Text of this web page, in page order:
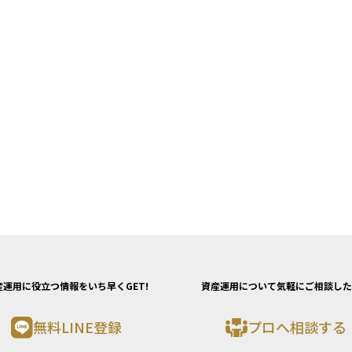
運用に役立つ情報をいち早くGET!
無料LINE登録
資産運用について気軽にご相談し
プロへ相談する